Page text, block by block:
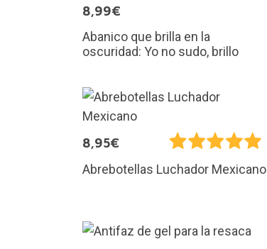
8,99€
Abanico que brilla en la
oscuridad: Yo no sudo, brillo
8,95€
Abrebotellas Luchador Mexicano